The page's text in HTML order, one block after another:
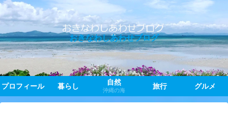
おきなわしあわせブログ
プロフィール 暮らし 自然
沖縄の海
旅行 グルメ